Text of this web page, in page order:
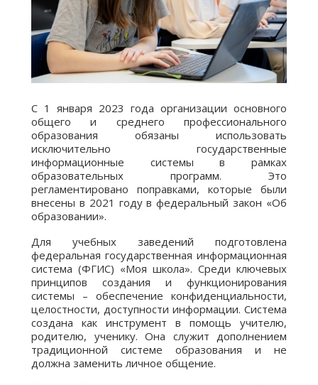
С 1 января 2023 года организации основного
общего и среднего профессионального
образования обязаны использовать
исключительно государственные
информационные системы в рамках
образовательных программ. Это
регламентировано поправками, которые были
внесены в 2021 году в федеральный закон «Об
образовании».
Для учебных заведений подготовлена
федеральная государственная информационная
система (ФГИС) «Моя школа». Среди ключевых
принципов создания и функционирования
системы – обеспечение конфиденциальности,
целостности, доступности информации. Система
создана как инструмент в помощь учителю,
родителю, ученику. Она служит дополнением
традиционной системе образования и не
должна заменить личное общение.